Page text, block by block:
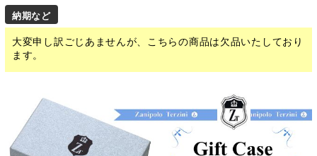
納期など
大変申し訳ごじあませんが、こちらの商品は欠品いたしており
ます。